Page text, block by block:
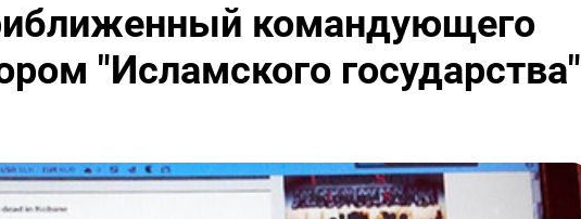
командующего
"Исламского государства"